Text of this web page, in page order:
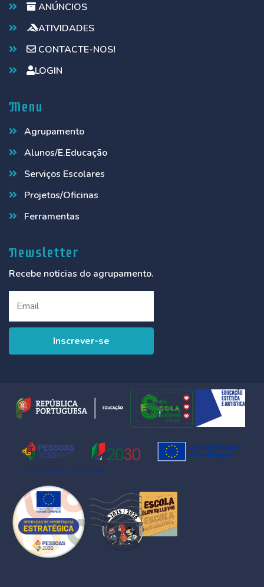
ANÚNCIOS
ATIVIDADES
CONTACTE-NOS!
LOGIN
Menu
Agrupamento
Alunos/E.Educação
Serviços Escolares
Projetos/Oficinas
Ferramentas
Newsletter
Recebe noticias do agrupamento.